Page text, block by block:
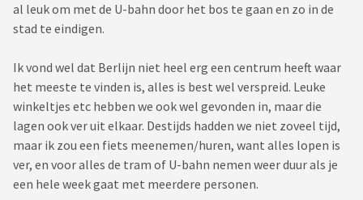
al leuk om met de U-bahn door het bos te gaan en zo in de
stad te eindigen.
Ik vond wel dat Berlijn niet heel erg een centrum heeft waar
het meeste te vinden is, alles is best wel verspreid. Leuke
winkeltjes etc hebben we ook wel gevonden in, maar die
lagen ook ver uit elkaar. Destijds hadden we niet zoveel tijd,
maar ik zou een fiets meenemen/huren, want alles lopen is
ver, en voor alles de tram of U-bahn nemen weer duur als je
een hele week gaat met meerdere personen.